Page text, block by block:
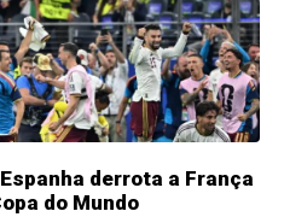
derrota a França
do Mundo